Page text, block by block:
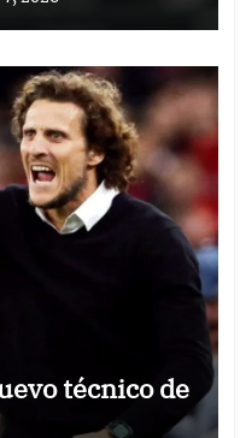
técnico de